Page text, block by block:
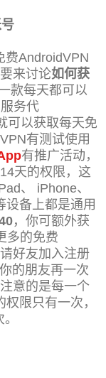
费AndroidVPN
来讨论如何获
款每天都可以
务代
可以获取每天免
有测试使用
有推广活动，
天的权限，这
、 iPhone、
设备上都是通用
，你可额外获
多的免费
好友加入注册
的朋友再一次
意的是每一个
限只有一次，